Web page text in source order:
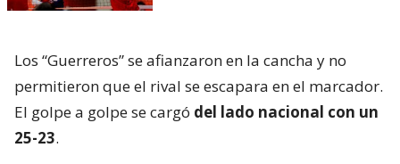
Los “Guerreros” se afianzaron en la cancha y no
permitieron que el rival se escapara en el marcador.
El golpe a golpe se cargó del lado nacional con un
25-23.